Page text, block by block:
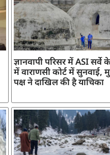
ज्ञानवापी परिसर में ASI सर्वे
में वाराणसी कोर्ट में सुनवाई,
पक्ष ने दाखिल की है याचिका